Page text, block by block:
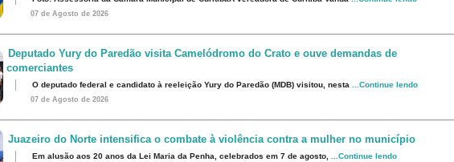
07 de Agosto de 2026
Deputado Yury do Paredão visita Camelódromo do Crato e ouve demandas de
comerciantes
O deputado federal e candidato à reeleição Yury do Paredão (MDB) visitou, nesta ...Continue lendo
07 de Agosto de 2026
Juazeiro do Norte intensifica o combate à violência contra a mulher no município
Em alusão aos 20 anos da Lei Maria da Penha, celebrados em 7 de agosto, ...Continue lendo